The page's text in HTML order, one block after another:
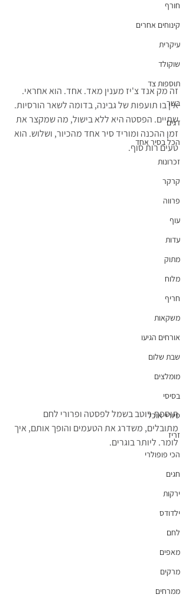
חורף
קינוחים אחרים
עיקרית
שוקולד
תוספות צד
בשר
דגים
הכל בסיר אחד
זכרונות
קרקר
פרווה
עוף
עדות
מתוק
מלוח
חריף
משקאות
אורחים הגיעו
שבת שלום
מומלצים
בסיסי
סיוריי אוכל
זריז
הכי פופולרי
חגים
ירקות
ילדודס
לחם
מאפים
מרקים
ממרחים
זה מק אנד צ'יז מענין מאד. אחד. הוא אחראי.
אין בו תועפות של גבינה, בדומה לשאר הורסיות.
שתיים. הפסטה היא ללא בישול, מה שמקצר את
זמן ההכנה ומוריד סיר אחד מהכיור, ושלוש. הוא
טעים רות סוף.
תוספת רוטב בשמל לפסטה ופרורי לחם
מתובלים, משדרג את הטעמים והופך אותם, איך
לומר. ליותר בוגרים.